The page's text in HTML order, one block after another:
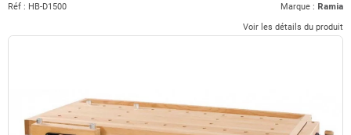
Réf : HB-D1500 Marque : Ramia
Voir les détails du produit